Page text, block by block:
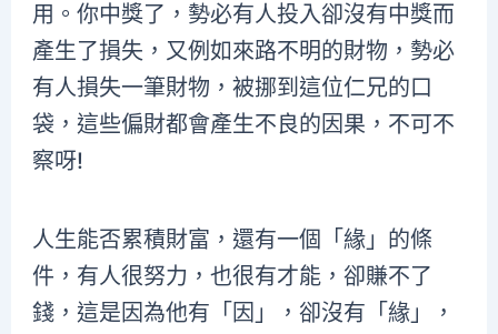
用。你中獎了，勢必有人投入卻沒有中獎而
產生了損失，又例如來路不明的財物，勢必
有人損失一筆財物，被挪到這位仁兄的口
袋，這些偏財都會產生不良的因果，不可不
察呀!
人生能否累積財富，還有一個「緣」的條
件，有人很努力，也很有才能，卻賺不了
錢，這是因為他有「因」，卻沒有「緣」，